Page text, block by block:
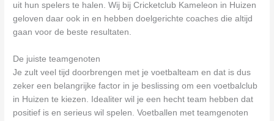
uit hun spelers te halen. Wij bij Cricketclub Kameleon in Huizen
geloven daar ook in en hebben doelgerichte coaches die altijd
gaan voor de beste resultaten.
De juiste teamgenoten
Je zult veel tijd doorbrengen met je voetbalteam en dat is dus
zeker een belangrijke factor in je beslissing om een voetbalclub
in Huizen te kiezen. Idealiter wil je een hecht team hebben dat
positief is en serieus wil spelen. Voetballen met teamgenoten